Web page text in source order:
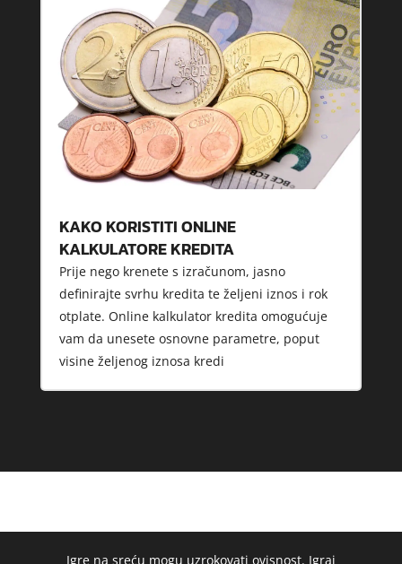
KAKO KORISTITI ONLINE
KALKULATORE KREDITA
Prije nego krenete s izračunom, jasno
definirajte svrhu kredita te željeni iznos i rok
otplate. Online kalkulator kredita omogućuje
vam da unesete osnovne parametre, poput
visine željenog iznosa kredi
Igre na sreću mogu uzrokovati ovisnost. Igraj